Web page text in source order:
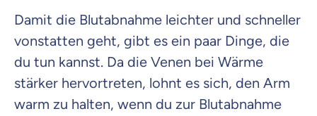
Damit die Blutabnahme leichter und schneller
vonstatten geht, gibt es ein paar Dinge, die
du tun kannst. Da die Venen bei Wärme
stärker hervortreten, lohnt es sich, den Arm
warm zu halten, wenn du zur Blutabnahme